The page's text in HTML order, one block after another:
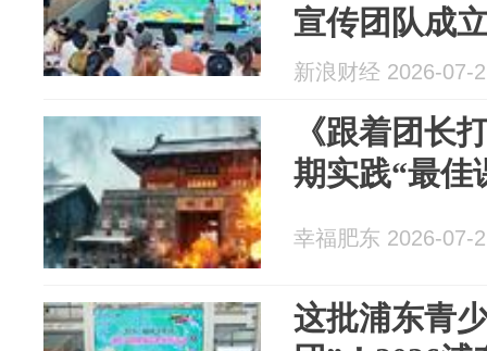
宣传团队成
新浪财经 2026-07-
《跟着团长
期实践“最佳
幸福肥东 2026-07-
这批浦东青